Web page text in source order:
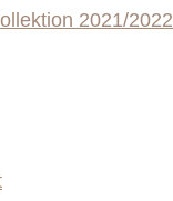
2021/2022